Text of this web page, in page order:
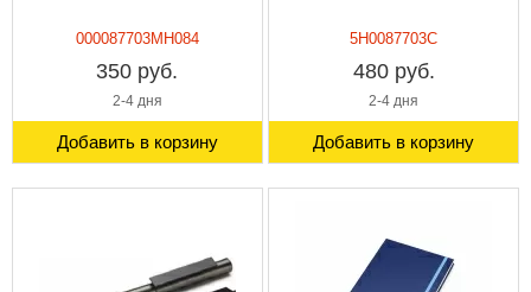
000087703MH084
350 руб.
2-4 дня
Добавить в корзину
5H0087703C
480 руб.
2-4 дня
Добавить в корзину